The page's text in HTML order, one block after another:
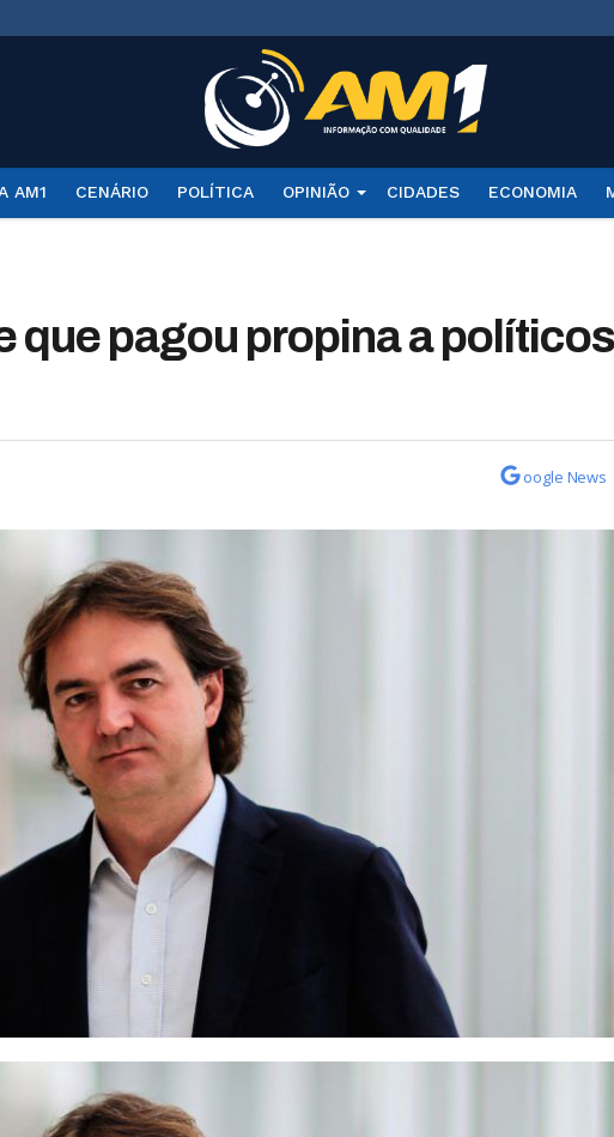
AM1 CENÁRIO POLÍTICA OPINIÃO CIDADES ECONOMIA
que pagou propina a políticos
oogle News